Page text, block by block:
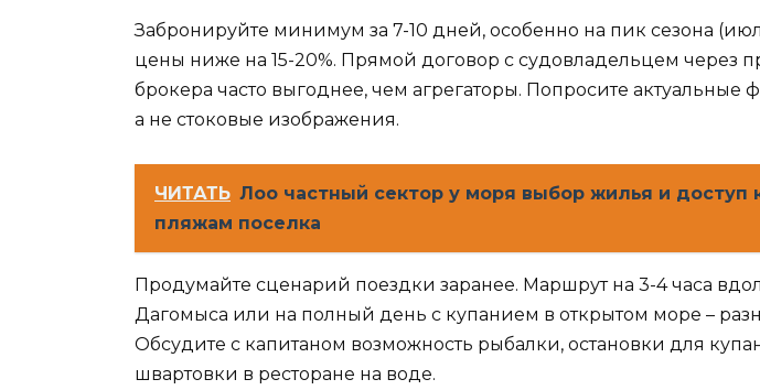
Забронируйте минимум за 7-10 дней, особенно на пик сезона
цены ниже на 15-20%. Прямой договор с судовладельцем через
брокера часто выгоднее, чем агрегаторы. Попросите актуальные
а не стоковые изображения.
ЧИТАТЬ Лоо частный сектор у моря выбор жилья и доступ
пляжам поселка
Продумайте сценарий поездки заранее. Маршрут на 3-4 часа
Дагомыса или на полный день с купанием в открытом море –
Обсудите с капитаном возможность рыбалки, остановки для
швартовки в ресторане на воде.